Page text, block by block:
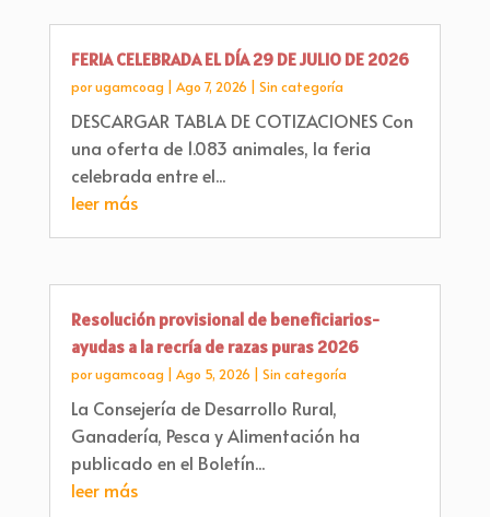
FERIA CELEBRADA EL DÍA 29 DE JULIO DE 2026
porugamcoag Ago 7, 2026 Sin categoría
DESCARGAR TABLA DE COTIZACIONES Con
una oferta de 1.083 animales, la feria
celebrada entre el...
leer más
Resolución provisional de beneficiarios-
ayudas a la recría de razas puras 2026
porugamcoag Ago 5, 2026 Sin categoría
La Consejería de Desarrollo Rural,
Ganadería, Pesca y Alimentación ha
publicado en el Boletín...
leer más